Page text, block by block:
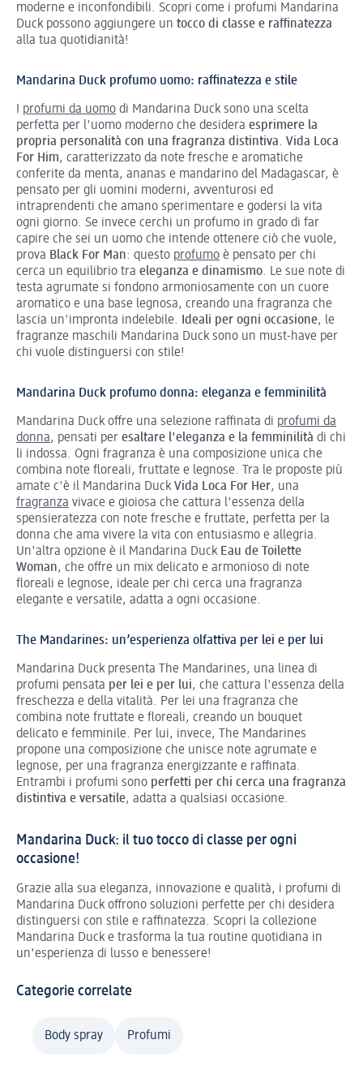
moderne e inconfondibili. Scopri come i profumi Mandarina
Duck possono aggiungere un tocco di classe e raffinatezza
alla tua quotidianità!
Mandarina Duck profumo uomo: raffinatezza e stile
profumi da uomo di Mandarina Duck sono una scelta
perfetta per l'uomo moderno che desidera esprimere la
propria personalità con una fragranza distintiva. Vida Loca
For Him, caratterizzato da note fresche e aromatiche
conferite da menta, ananas e mandarino del Madagascar, è
pensato per gli uomini moderni, avventurosi ed
intraprendenti che amano sperimentare e godersi la vita
ogni giorno. Se invece cerchi un profumo in grado di far
capire che sei un uomo che intende ottenere ciò che vuole,
prova Black For Man: questo profumo è pensato per chi
cerca un equilibrio tra eleganza e dinamismo. Le sue note di
testa agrumate si fondono armoniosamente con un cuore
aromatico e una base legnosa, creando una fragranza che
lascia un'impronta indelebile.
Ideali per ogni occasione, le
fragranze maschili Mandarina Duck sono un must-have per
chi vuole distinguersi con stile!
Mandarina Duck profumo donna: eleganza e femminilità
Mandarina Duck offre una selezione raffinata di profumi da
donna, pensati per esaltare l'eleganza e la femminilità di chi
li indossa. Ogni fragranza è una composizione unica che
combina note floreali, fruttate e legnose. Tra le proposte più
amate c'è il Mandarina DuckVida Loca For Her, una
fragranza vivace e gioiosa che cattura l'essenza della
spensieratezza con note fresche e fruttate, perfetta per la
donna che ama vivere la vita con entusiasmo e allegria.
Un'altra opzione è il Mandarina Duck Eau de Toilette
Woman, che offre un mix delicato e armonioso di note
floreali e legnose, ideale per chi cerca una fragranza
elegante e versatile, adatta a ogni occasione.
The Mandarines: un’esperienza olfattiva per lei e per lui
Mandarina Duck presenta The Mandarines, una linea di
profumi pensata per lei e per lui, che cattura l'essenza della
freschezza e della vitalità. Per lei una fragranza che
combina note fruttate e floreali, creando un bouquet
delicato e femminile. Per lui, invece, The Mandarines
propone una composizione che unisce note agrumate e
legnose, per una fragranza energizzante e raffinata.
Entrambi i profumi sono perfetti per chi cerca una fragranza
distintiva e versatile, adatta a qualsiasi occasione.
Mandarina Duck: il tuo tocco di classe per ogni
occasione!
Grazie alla sua eleganza, innovazione e qualità, i profumi di
Mandarina Duck offrono soluzioni perfette per chi desidera
distinguersi con stile e raffinatezza. Scopri la collezione
Mandarina Duck e trasforma la tua routine quotidiana in
un'esperienza di lusso e benessere!
Categorie correlate
Body spray Profumi